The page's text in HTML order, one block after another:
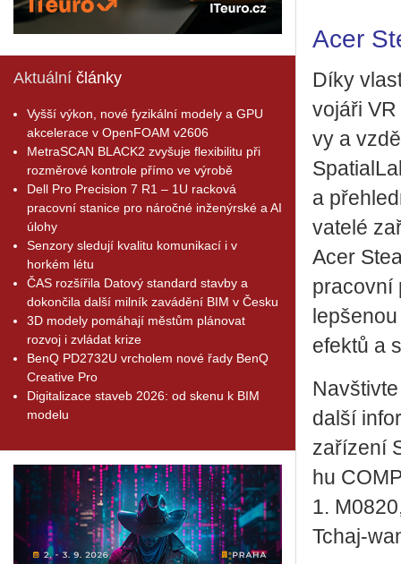
Aktuální články
Vyšší výkon, nové fyzikální modely a GPU
akcelerace v OpenFOAM v2606
MetraSCAN BLACK2 zvyšuje flexibilitu při
rozměrové kontrole přímo ve výrobě
Dell Pro Precision 7 R1 – 1U racková
pracovní stanice pro náročné inženýrské a AI
úlohy
Senzory sledují kvalitu komunikací i v
horkém létu
ČAS rozšířila Datový standard stavby a
dokončila další milník zavádění BIM v Česku
3D modely pomáhají městům plánovat
rozvoj i zvládat krize
BenQ PD2732U vrcholem nové řady BenQ
Creative Pro
Digitalizace staveb 2026: od skenu k BIM
modelu
Acer
Díky
vo­já­ři
vy a
a
va­te­lé
Acer
pra­cov­ní
efek­tů a
další
za­ří­ze­ní
hu
1.
Tchaj-